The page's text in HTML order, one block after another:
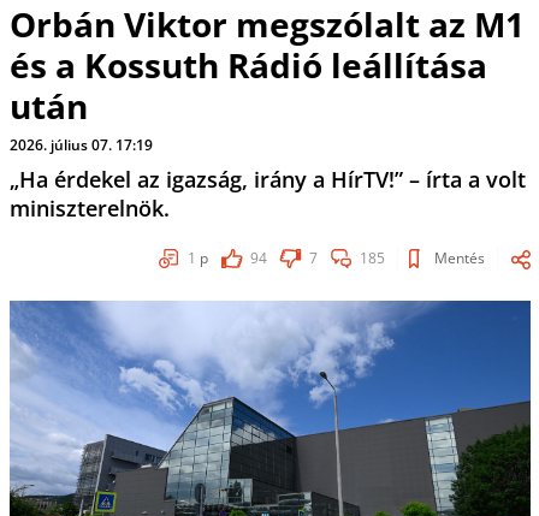
Orbán Viktor megszólalt az M1
és a Kossuth Rádió leállítása
után
2026. július 07. 17:19
„Ha érdekel az igazság, irány a HírTV!” – írta a volt
miniszterelnök.
1 p 94 7 185 Mentés